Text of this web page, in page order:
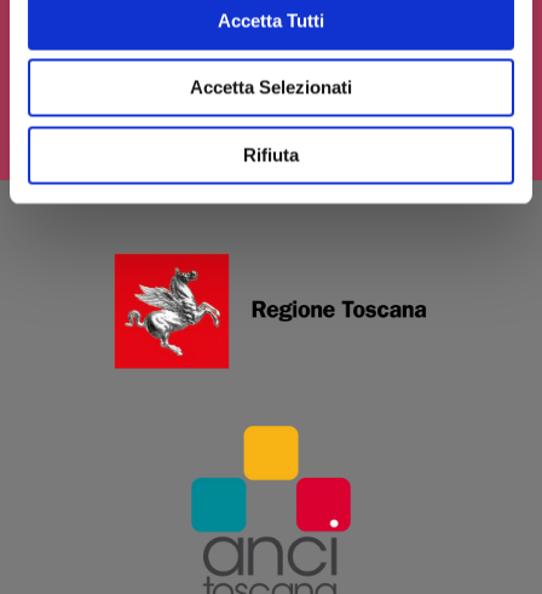
Accetta Tutti
Accetta Selezionati
Rifiuta
Carica un file se necessario